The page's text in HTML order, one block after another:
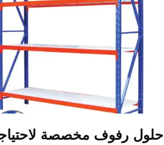
حلول رفوف مخصصة